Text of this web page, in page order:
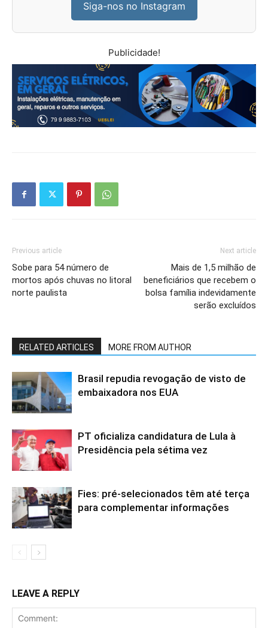
Siga-nos no Instagram
Publicidade!
Previous article
Sobe para 54 número de
mortos após chuvas no litoral
norte paulista
Next article
Mais de 1,5 milhão de
beneficiários que recebem o
bolsa família indevidamente
serão excluídos
RELATED ARTICLES MORE FROM AUTHOR
Brasil repudia revogação de visto de
embaixadora nos EUA
PT oficializa candidatura de Lula à
Presidência pela sétima vez
Fies: pré-selecionados têm até terça
para complementar informações
LEAVE A REPLY